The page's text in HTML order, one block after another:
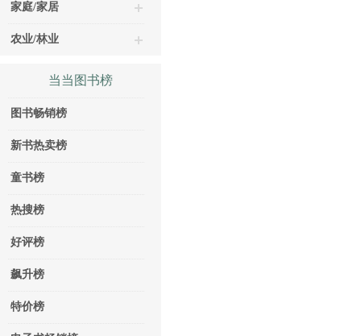
家庭/家居
农业/林业
当当图书榜
图书畅销榜
新书热卖榜
童书榜
热搜榜
好评榜
飙升榜
特价榜